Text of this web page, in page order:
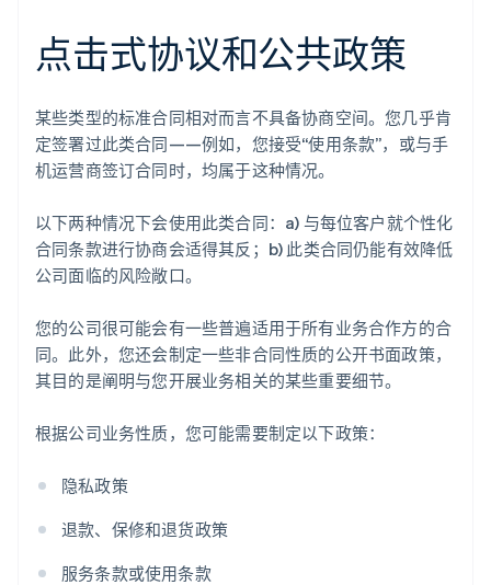
点击式协议和公共政策
某些类型的标准合同相对而言不具备协商空间。您几乎肯
定签署过此类合同——例如，您接受“使用条款”，或与手
机运营商签订合同时，均属于这种情况。
以下两种情况下会使用此类合同：a) 与每位客户就个性化
合同条款进行协商会适得其反；b) 此类合同仍能有效降低
公司面临的风险敞口。
您的公司很可能会有一些普遍适用于所有业务合作方的合
同。此外，您还会制定一些非合同性质的公开书面政策，
其目的是阐明与您开展业务相关的某些重要细节。
根据公司业务性质，您可能需要制定以下政策：
隐私政策
退款、保修和退货政策
服务条款或使用条款